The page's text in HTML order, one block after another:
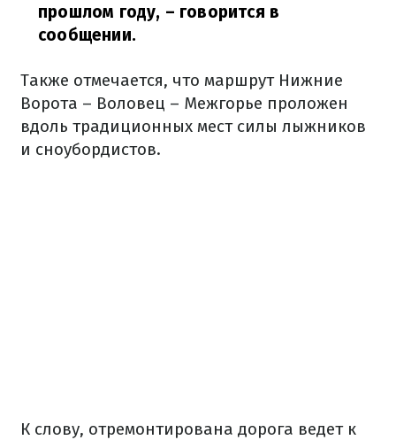
прошлом году, – говорится в
сообщении.
Также отмечается, что маршрут Нижние
Ворота – Воловец – Межгорье проложен
вдоль традиционных мест силы лыжников
и сноубордистов.
К слову, отремонтирована дорога ведет к